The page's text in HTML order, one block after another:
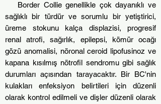
Border Collie genellikle çok dayanıklı ve
sağlıklı bir türdür ve sorumlu bir yetiştirici,
üreme stokunu kalça displazisi, progresif
renal atrofi, sağırlık, epilepsi, kömür ocağı
gözü anomalisi, nöronal ceroid lipofusinoz ve
kapana kısılmış nötrofil sendromu gibi sağlık
durumları açısından tarayacaktır. Bir BC'nin
kulakları enfeksiyon belirtileri için düzenli
olarak kontrol edilmeli ve dişler düzenli olarak